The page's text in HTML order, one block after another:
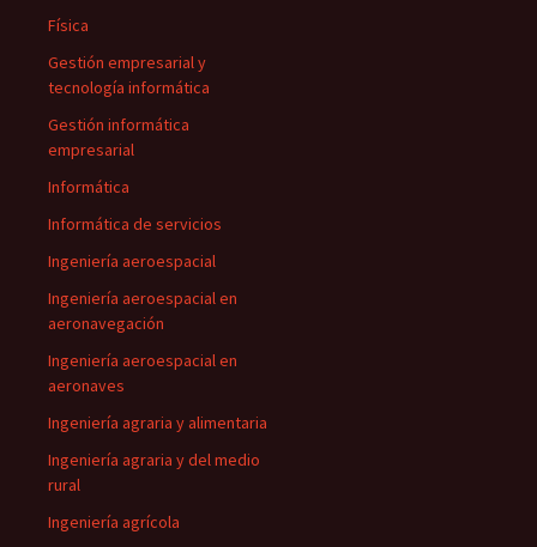
Física
Gestión empresarial y
tecnología informática
Gestión informática
empresarial
Informática
Informática de servicios
Ingeniería aeroespacial
Ingeniería aeroespacial en
aeronavegación
Ingeniería aeroespacial en
aeronaves
Ingeniería agraria y alimentaria
Ingeniería agraria y del medio
rural
Ingeniería agrícola